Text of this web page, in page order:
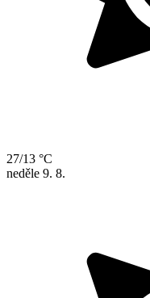
27/13 °C
neděle 9. 8.